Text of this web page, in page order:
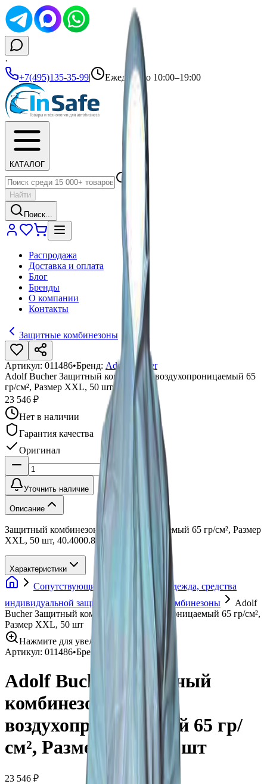
·
+7(495)135-35-99| Ежедневно 10:00–19:00
КАТАЛОГ
Найти
Поиск...
Распродажа
Доставка и оплата
Блог
Бренды
О компании
Контакты
Защитные комбинезоны
Артикул: 011486•Бренд: Adolf Bucher
Adolf Bucher Защитный комбинезон воздухопроницаемый 65
гр/см², Размер XXL, 50 шт
23 546 ₽
Нет в наличии
Гарантия качества
Оригинал
Уточнить наличие
Описание
Защитный комбинезон воздухопроницаемый 65 гр/см², Размер
XXL, 50 шт, 40.4000.8, Adolf Bucher
Характеристики
Сопутствующие товары
Спецодежда, средства
индивидуальной защиты
Защитные комбинезоны
Adolf
Bucher Защитный комбинезон воздухопроницаемый 65 гр/см²,
Размер XXL, 50 шт
Нажмите для увеличения
Артикул: 011486•Бренд:
Adolf Bucher Защитный
комбинезон
воздухопроницаемый 65 гр/
см², Размер XXL, 50 шт
23 546 ₽